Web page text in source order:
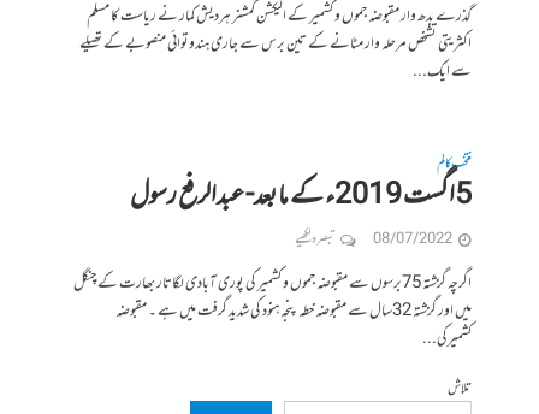
گذرے بدھ وار مقبوضہ جموں و کشمیر کے الیکشن کمشنر ہردیش کمار نے ریاست کا مسلم
اکثریتی تشخص مرحلہ وار مٹانے کے تین برس سے جاری ہندوتوائی منصوبے کے تھیلے
سے ایک...
منتخب کالم
5اگست 2019ء کے ما بعد- عبدالرفع رسول
08/07/2022 تبصرہ لکھیے
اگرچہ گزشتہ 75برسوں سے مقبوضہ جموں و کشمیر کی پوری آبادی لگاتار بھارت کے چنگل
میں اور گزشتہ 32سال سے مقبوضہ خطہ پنجہ ہنود کی شدید گرفت میں ہے ۔ مقبوضہ
کشمیرکی...
تلاش